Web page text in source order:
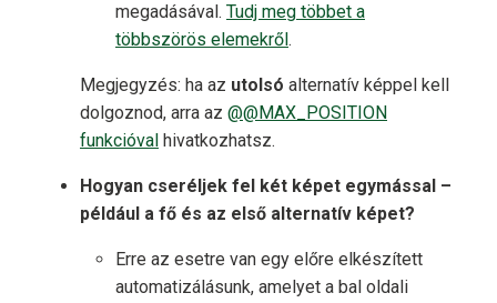
megadásával. Tudj meg többet a
többszörös elemekről .
Megjegyzés: ha az utolsó alternatív képpel kell
dolgoznod, arra az @@MAX_POSITION
funkcióval hivatkozhatsz.
Hogyan cseréljek fel két képet egymással –
például a fő és az első alternatív képet?
Erre az esetre van egy előre elkészített
automatizálásunk, amelyet a bal oldali